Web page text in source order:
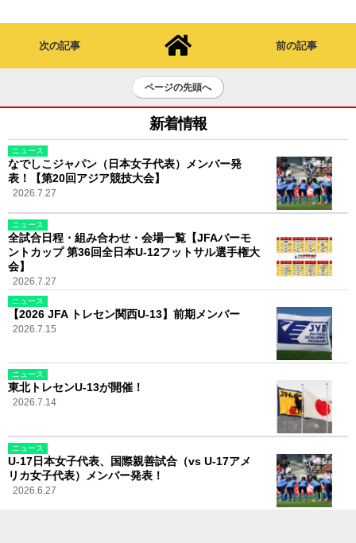
次の記事 前の記事
ページの先頭へ
新着情報
ニュース
なでしこジャパン（日本女子代表）メンバー発
表！【第20回アジア競技大会】
2026.7.27
ニュース
全試合日程・組み合わせ・会場一覧【JFAバーモ
ントカップ 第36回全日本U-12フットサル選手権大
会】
2026.7.27
ニュース
【2026 JFA トレセン関西U-13】前期メンバー
2026.7.15
ニュース
東北トレセンU-13が開催！
2026.7.14
ニュース
U-17日本女子代表、国際親善試合（vs U-17アメ
リカ女子代表）メンバー発表！
2026.6.27